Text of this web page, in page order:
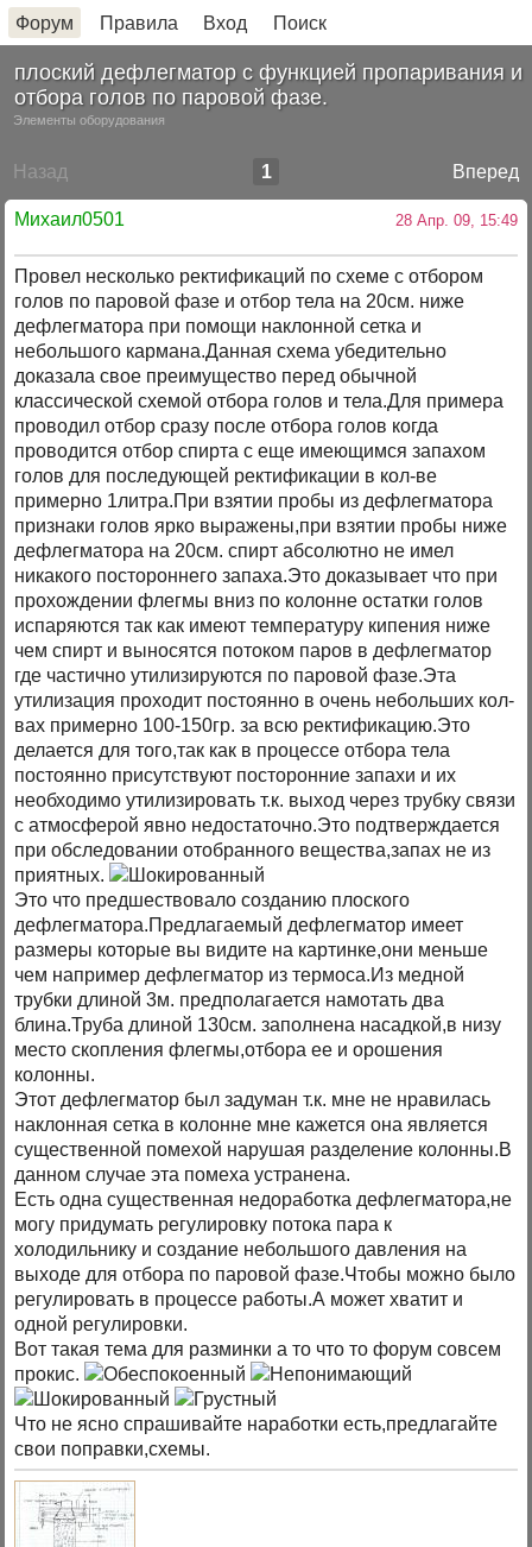
Форум Правила Вход Поиск
плоский дефлегматор с функцией пропаривания и
отбора голов по паровой фазе.
Элементы оборудования
Назад Вперед
1
Михаил0501 28 Апр. 09, 15:49
Провел несколько ректификаций по схеме с отбором
голов по паровой фазе и отбор тела на 20см. ниже
дефлегматора при помощи наклонной сетка и
небольшого кармана.Данная схема убедительно
доказала свое преимущество перед обычной
классической схемой отбора голов и тела.Для примера
проводил отбор сразу после отбора голов когда
проводится отбор спирта с еще имеющимся запахом
голов для последующей ректификации в кол-ве
примерно 1литра.При взятии пробы из дефлегматора
признаки голов ярко выражены,при взятии пробы ниже
дефлегматора на 20см. спирт абсолютно не имел
никакого постороннего запаха.Это доказывает что при
прохождении флегмы вниз по колонне остатки голов
испаряются так как имеют температуру кипения ниже
чем спирт и выносятся потоком паров в дефлегматор
где частично утилизируются по паровой фазе.Эта
утилизация проходит постоянно в очень небольших кол-
вах примерно 100-150гр. за всю ректификацию.Это
делается для того,так как в процессе отбора тела
постоянно присутствуют посторонние запахи и их
необходимо утилизировать т.к. выход через трубку связи
с атмосферой явно недостаточно.Это подтверждается
при обследовании отобранного вещества,запах не из
приятных.
Это что предшествовало созданию плоского
дефлегматора.Предлагаемый дефлегматор имеет
размеры которые вы видите на картинке,они меньше
чем например дефлегматор из термоса.Из медной
трубки длиной 3м. предполагается намотать два
блина.Труба длиной 130см. заполнена насадкой,в низу
место скопления флегмы,отбора ее и орошения
колонны.
Этот дефлегматор был задуман т.к. мне не нравилась
наклонная сетка в колонне мне кажется она является
существенной помехой нарушая разделение колонны.В
данном случае эта помеха устранена.
Есть одна существенная недоработка дефлегматора,не
могу придумать регулировку потока пара к
холодильнику и создание небольшого давления на
выходе для отбора по паровой фазе.Чтобы можно было
регулировать в процессе работы.А может хватит и
одной регулировки.
Вот такая тема для разминки а то что то форум совсем
прокис.
Что не ясно спрашивайте наработки есть,предлагайте
свои поправки,схемы.